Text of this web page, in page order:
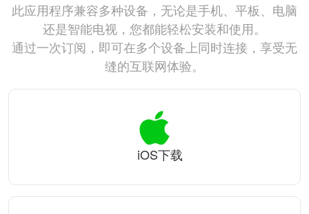
此应用程序兼容多种设备，无论是手机、平板、电脑
还是智能电视，您都能轻松安装和使用。
通过一次订阅，即可在多个设备上同时连接，享受无
缝的互联网体验。
iOS下载